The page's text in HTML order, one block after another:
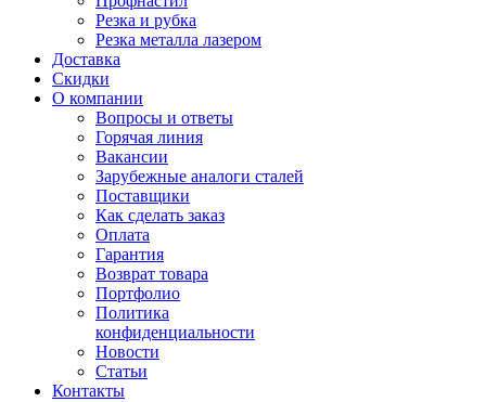
Резка и рубка
Резка металла лазером
Доставка
Скидки
О компании
Вопросы и ответы
Горячая линия
Вакансии
Зарубежные аналоги сталей
Поставщики
Как сделать заказ
Оплата
Гарантия
Возврат товара
Портфолио
Политика
конфиденциальности
Новости
Статьи
Контакты